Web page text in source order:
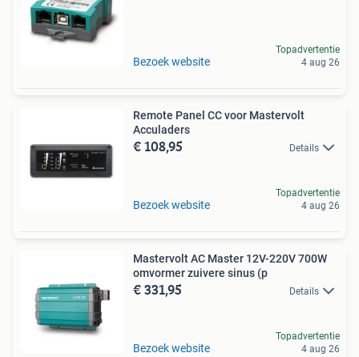
Bezoek website
Topadvertentie
4 aug 26
Remote Panel CC voor Mastervolt
Acculaders
€ 108,95 Details
Bezoek website
Topadvertentie
4 aug 26
Mastervolt AC Master 12V-220V 700W
omvormer zuivere sinus (p
€ 331,95 Details
Bezoek website
Topadvertentie
4 aug 26